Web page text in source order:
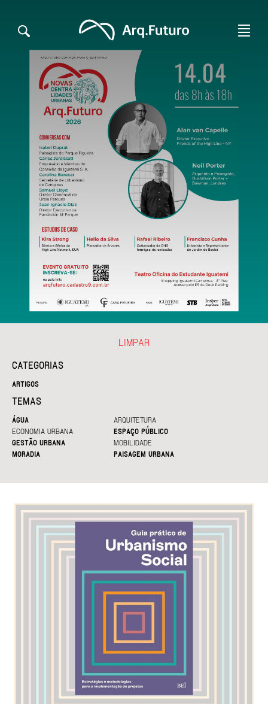
CATEGORIAS
ARTIGOS
TEMAS
ÁGUA
ARQUITETURA
ECONOMIA URBANA
ESPAÇO PÚBLICO
GESTÃO URBANA
MOBILIDADE
MORADIA
PAISAGEM URBANA
LIMPAR